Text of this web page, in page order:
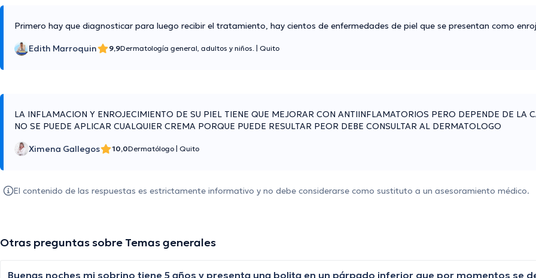
Primero hay que diagnosticar para luego recibir el tratamiento, hay cientos de enfermedades de piel que se presentan como
Edith Marroquin 9,9Dermatología general, adultos y niños. Quito
LA INFLAMACION Y ENROJECIMIENTO DE SU PIEL TIENE QUE MEJORAR CON ANTIINFLAMATORIOS PERO DEPENDE DE LA
NO SE PUEDE APLICAR CUALQUIER CREMA PORQUE PUEDE RESULTAR PEOR DEBE CONSULTAR AL DERMATOLOGO
Ximena Gallegos 10,0Dermatólogo Quito
El contenido de las respuestas es estrictamente informativo y no debe considerarse como sustituto a un asesoramiento médico.
Otras preguntas sobre Temas generales